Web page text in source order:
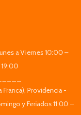
a Viernes 10:00 –
Providencia -
y Feriados 11:00 –